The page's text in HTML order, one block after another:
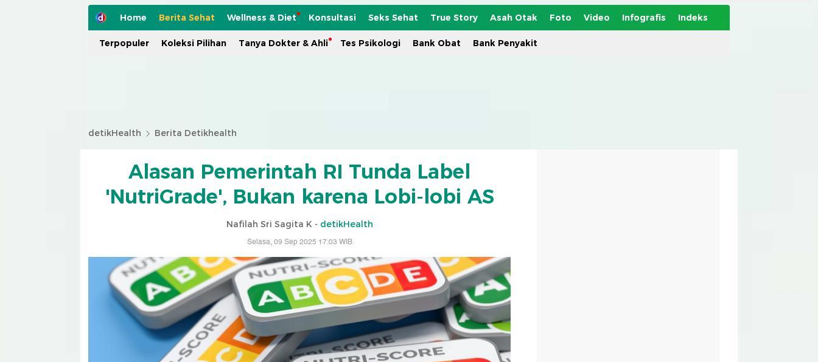
Home Berita Sehat Wellness & Diet Konsultasi Seks Sehat True Story Asah Otak Foto Video Infografis Indeks
Terpopuler Koleksi Pilihan Tanya Dokter & Ahli Tes Psikologi Bank Obat Bank Penyakit
detikHealth Berita Detikhealth
Alasan Pemerintah RI Tunda Label
'NutriGrade', Bukan karena Lobi-lobi AS
Nafilah Sri Sagita K - detikHealth
Selasa, 09 Sep 2025 17:03 WIB